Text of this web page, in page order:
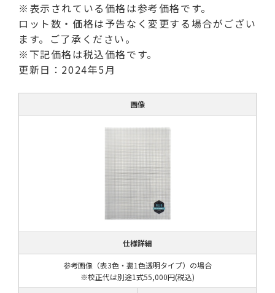
※表示されている価格は参考価格です。
ロット数・価格は予告なく変更する場合がござい
ます。ご了承ください。
※下記価格は税込価格です。
更新日：2024年5月
画像
仕様詳細
参考画像（表3色・裏1色透明タイプ）の場合
※校正代は別途1式55,000円(税込)